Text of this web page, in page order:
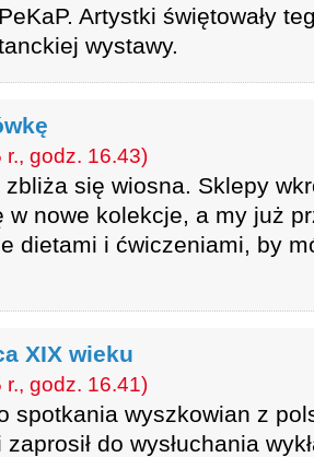
Artystki świętowały
wystawy.
godz. 16.43)
zbliża się wiosna. Sklepy
w nowe kolekcje, a my już
dietami i ćwiczeniami, by
XIX wieku
godz. 16.41)
spotkania wyszkowian z
zaprosił do wysłuchania